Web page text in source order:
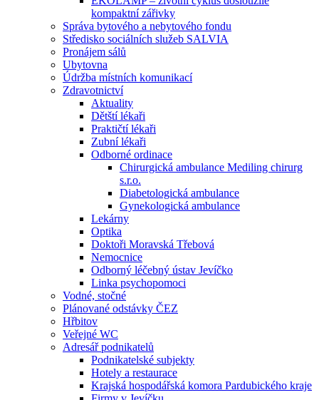
kompaktní zářivky
Správa bytového a nebytového fondu
Středisko sociálních služeb SALVIA
Pronájem sálů
Ubytovna
Údržba místních komunikací
Zdravotnictví
Aktuality
Dětští lékaři
Praktičtí lékaři
Zubní lékaři
Odborné ordinace
Chirurgická ambulance Mediling chirurg
s.r.o.
Diabetologická ambulance
Gynekologická ambulance
Lekárny
Optika
Doktoři Moravská Třebová
Nemocnice
Odborný léčebný ústav Jevíčko
Linka psychopomoci
Vodné, stočné
Plánované odstávky ČEZ
Hřbitov
Veřejné WC
Adresář podnikatelů
Podnikatelské subjekty
Hotely a restaurace
Krajská hospodářská komora Pardubického kraje